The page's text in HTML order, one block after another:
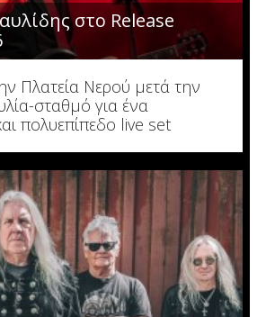
στο Release
Πλατεία Νερού μετά την
σταθμό για ένα
πολυεπίπεδο live set